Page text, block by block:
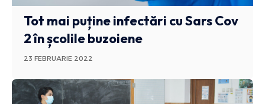
Tot mai puține infectări cu Sars Cov
2 în școlile buzoiene
23 FEBRUARIE 2022